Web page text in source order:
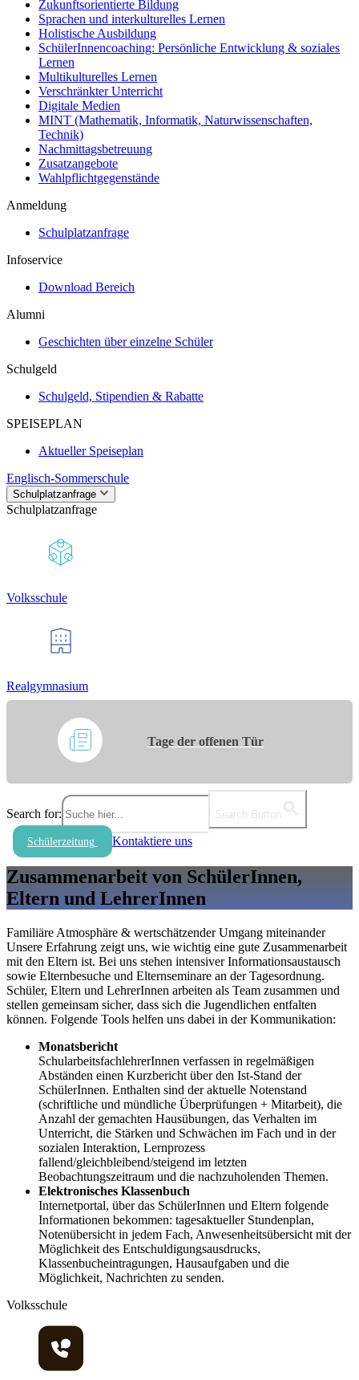
Zukunftsorientierte Bildung
Sprachen und interkulturelles Lernen
Holistische Ausbildung
SchülerInnencoaching: Persönliche Entwicklung & soziales
Lernen
Multikulturelles Lernen
Verschränkter Unterricht
Digitale Medien
MINT (Mathematik, Informatik, Naturwissenschaften,
Technik)
Nachmittagsbetreuung
Zusatzangebote
Wahlpflichtgegenstände
Anmeldung
Schulplatzanfrage
Infoservice
Download Bereich
Alumni
Geschichten über einzelne Schüler
Schulgeld
Schulgeld, Stipendien & Rabatte
SPEISEPLAN
Aktueller Speiseplan
Englisch-Sommerschule
Schulplatzanfrage
Schulplatzanfrage
Volksschule
Realgymnasium
Tage der offenen Tür
Search for: Search Button
Schülerzeitung Kontaktiere uns
Zusammenarbeit von SchülerInnen,
Eltern und LehrerInnen
Familiäre Atmosphäre & wertschätzender Umgang miteinander
Unsere Erfahrung zeigt uns, wie wichtig eine gute Zusammenarbeit
mit den Eltern ist. Bei uns stehen intensiver Informationsaustausch
sowie Elternbesuche und Elternseminare an der Tagesordnung.
Schüler, Eltern und LehrerInnen arbeiten als Team zusammen und
stellen gemeinsam sicher, dass sich die Jugendlichen entfalten
können. Folgende Tools helfen uns dabei in der Kommunikation:
Monatsbericht
SchularbeitsfachlehrerInnen verfassen in regelmäßigen
Abständen einen Kurzbericht über den Ist-Stand der
SchülerInnen. Enthalten sind der aktuelle Notenstand
(schriftliche und mündliche Überprüfungen + Mitarbeit), die
Anzahl der gemachten Hausübungen, das Verhalten im
Unterricht, die Stärken und Schwächen im Fach und in der
sozialen Interaktion, Lernprozess
fallend/gleichbleibend/steigend im letzten
Beobachtungszeitraum und die nachzuholenden Themen.
Elektronisches Klassenbuch
Internetportal, über das SchülerInnen und Eltern folgende
Informationen bekommen: tagesaktueller Stundenplan,
Notenübersicht in jedem Fach, Anwesenheitsübersicht mit der
Möglichkeit des Entschuldigungsausdrucks,
Klassenbucheintragungen, Hausaufgaben und die
Möglichkeit, Nachrichten zu senden.
Volksschule